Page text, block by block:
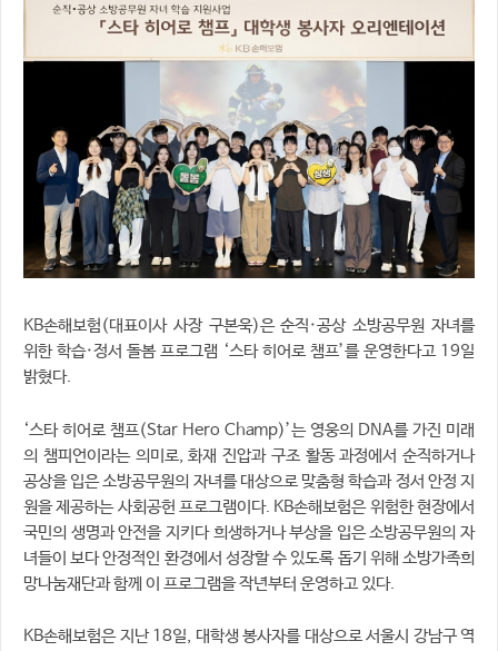
KB손해보험(대표이사 사장 구본욱)은 순직·공상 소방공무원 자녀를
위한 학습·정서 돌봄 프로그램 ‘스타 히어로 챔프’를 운영한다고 19일
밝혔다.
‘스타 히어로 챔프(Star Hero Champ)’는 영웅의 DNA를 가진 미래
의 챔피언이라는 의미로, 화재 진압과 구조 활동 과정에서 순직하거나
공상을 입은 소방공무원의 자녀를 대상으로 맞춤형 학습과 정서 안정 지
원을 제공하는 사회공헌 프로그램이다. KB손해보험은 위험한 현장에서
국민의 생명과 안전을 지키다 희생하거나 부상을 입은 소방공무원의 자
녀들이 보다 안정적인 환경에서 성장할 수 있도록 돕기 위해 소방가족희
망나눔재단과 함께 이 프로그램을 작년부터 운영하고 있다.
KB손해보험은 지난 18일, 대학생 봉사자를 대상으로 서울시 강남구 역